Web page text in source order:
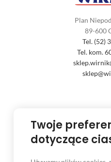
Plan
89-600
Tel. (52)
Tel. kom.
Twoje
dotyczące